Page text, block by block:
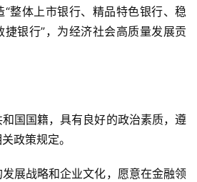
整体上市银行、精品特色银行、稳
银行”，为经济社会高质量发展贡
和国国籍，具有良好的政治素质，遵
政策规定。
发展战略和企业文化，愿意在金融领